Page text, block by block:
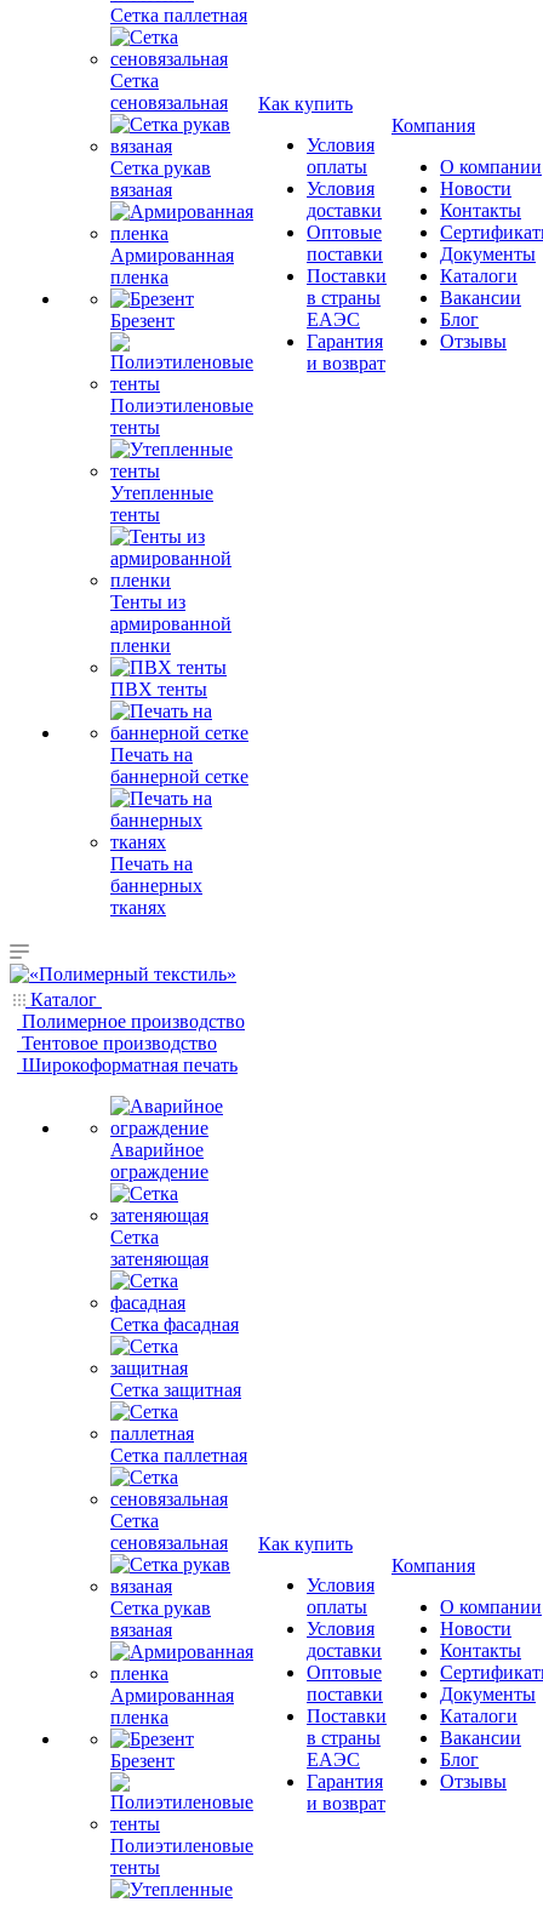
Сетка паллетная
Сетка
сеновязальная
Сетка рукав
вязаная
Армированная
пленка
Брезент
Полиэтиленовые
тенты
Утепленные
тенты
Тенты из
армированной
пленки
ПВХ тенты
Печать на
баннерной сетке
Печать на
баннерных
тканях
Как купить
Условия
оплаты
Условия
доставки
Оптовые
поставки
Поставки
в страны
ЕАЭС
Гарантия
и возврат
Компания
О компании
Новости
Контакты
Документы
Каталоги
Вакансии
Блог
Отзывы
Каталог
Полимерное производство
Тентовое производство
Широкоформатная печать
Аварийное
ограждение
Сетка
затеняющая
Сетка фасадная
Сетка защитная
Сетка паллетная
Сетка
сеновязальная
Сетка рукав
вязаная
Армированная
пленка
Брезент
Полиэтиленовые
тенты
Как купить
Условия
оплаты
Условия
доставки
Оптовые
поставки
Поставки
в страны
ЕАЭС
Гарантия
и возврат
Компания
О компании
Новости
Контакты
Документы
Каталоги
Вакансии
Блог
Отзывы